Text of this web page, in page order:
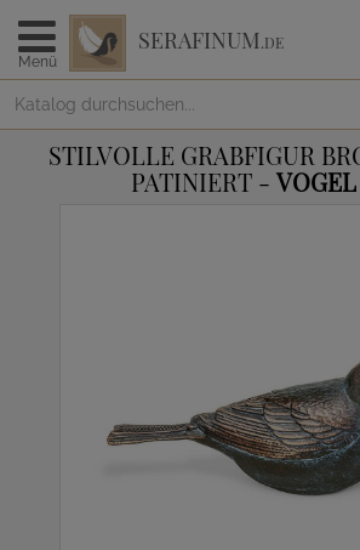
Menü
SERAFINUM.DE
STILVOLLE GRABFIGUR
PATINIERT -